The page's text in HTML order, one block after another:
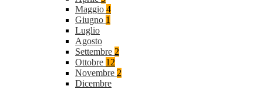
Maggio 4
Giugno 1
Luglio
Agosto
Settembre 2
Ottobre 12
Novembre 2
Dicembre